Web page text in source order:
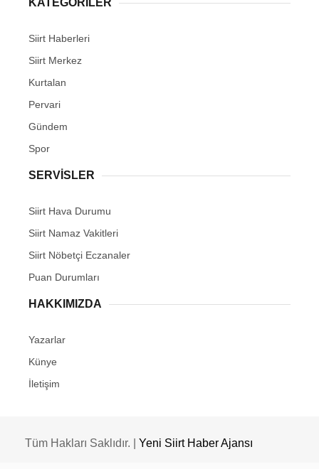
KATEGORİLER
Siirt Haberleri
Siirt Merkez
Kurtalan
Pervari
Gündem
Spor
SERVİSLER
Siirt Hava Durumu
Siirt Namaz Vakitleri
Siirt Nöbetçi Eczanaler
Puan Durumları
HAKKIMIZDA
Yazarlar
Künye
İletişim
Tüm Hakları Saklıdır. | Yeni Siirt Haber Ajansı